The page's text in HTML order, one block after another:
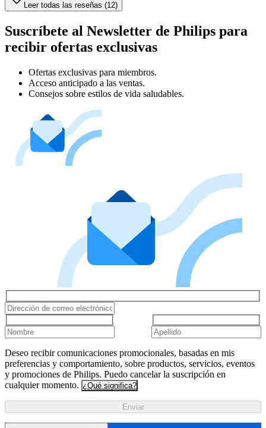
Leer todas las reseñas (12)
Suscríbete al Newsletter de Philips para
recibir ofertas exclusivas
Ofertas exclusivas para miembros.
Acceso anticipado a las ventas.
Consejos sobre estilos de vida saludables.
Deseo recibir comunicaciones promocionales, basadas en mis
preferencias y comportamiento, sobre productos, servicios, eventos
y promociones de Philips. Puedo cancelar la suscripción en
cualquier momento. ¿Qué significa?
Enviar